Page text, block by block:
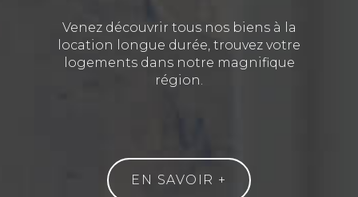
Venez découvrir tous nos biens à la
location longue durée, trouvez votre
logements dans notre magnifique
région.
EN SAVOIR +